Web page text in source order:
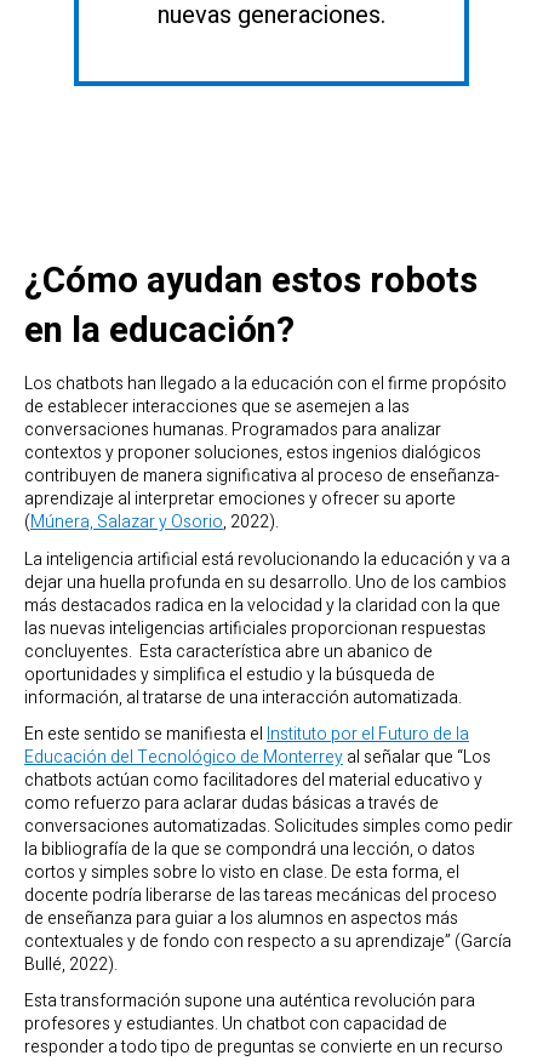
nuevas generaciones.
¿Cómo ayudan estos robots
en la educación?
Los chatbots han llegado a la educación con el firme propósito
de establecer interacciones que se asemejen a las
conversaciones humanas. Programados para analizar
contextos y proponer soluciones, estos ingenios dialógicos
contribuyen de manera significativa al proceso de enseñanza-
aprendizaje al interpretar emociones y ofrecer su aporte
(Múnera, Salazar y Osorio, 2022).
La inteligencia artificial está revolucionando la educación y va a
dejar una huella profunda en su desarrollo. Uno de los cambios
más destacados radica en la velocidad y la claridad con la que
las nuevas inteligencias artificiales proporcionan respuestas
concluyentes. Esta característica abre un abanico de
oportunidades y simplifica el estudio y la búsqueda de
información, al tratarse de una interacción automatizada.
En este sentido se manifiesta el Instituto por el Futuro de la
Educación del Tecnológico de Monterreyal señalar que “Los
chatbots actúan como facilitadores del material educativo y
como refuerzo para aclarar dudas básicas a través de
conversaciones automatizadas. Solicitudes simples como pedir
la bibliografía de la que se compondrá una lección, o datos
cortos y simples sobre lo visto en clase. De esta forma, el
docente podría liberarse de las tareas mecánicas del proceso
de enseñanza para guiar a los alumnos en aspectos más
contextuales y de fondo con respecto a su aprendizaje” (García
Bullé, 2022).
Esta transformación supone una auténtica revolución para
profesores y estudiantes. Un chatbot con capacidad de
responder a todo tipo de preguntas se convierte en un recurso